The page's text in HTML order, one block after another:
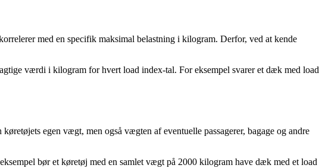
med en specifik maksimal belastning i kilogram. Derfor, ved at kende
værdi i kilogram for hvert load index-tal. For eksempel svarer et dæk med load
egen vægt, men også vægten af eventuelle passagerer, bagage og andre
bør et køretøj med en samlet vægt på 2000 kilogram have dæk med et load